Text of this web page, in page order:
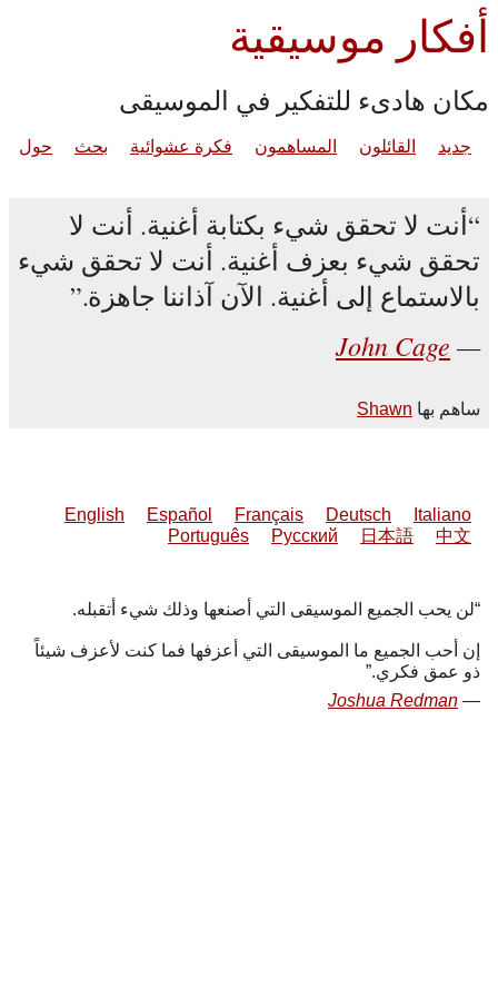
أفكار موسيقية
مكان هادىء للتفكير في الموسيقى
جديد القائلون المساهمون فكرة عشوائية بحث حول
أنت لا تحقق شيء بكتابة أغنية. أنت لا
تحقق شيء بعزف أغنية. أنت لا تحقق شيء
بالاستماع إلى أغنية. الآن آذاننا جاهزة.
John Cage
ساهم بها Shawn
English Español Français Deutsch
Italiano
Português
Русский 日本語 中文
لن يحب الجميع الموسيقى التي أصنعها وذلك شيء أتقبله.
إن أحب الجميع ما الموسيقى التي أعزفها فما كنت لأعزف شيئاً
ذو عمق فكري.
Joshua Redman